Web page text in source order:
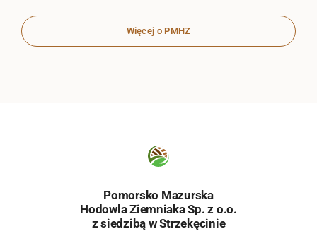
Więcej o PMHZ
Pomorsko Mazurska
Hodowla Ziemniaka Sp. z o.o.
z siedzibą w Strzekęcinie